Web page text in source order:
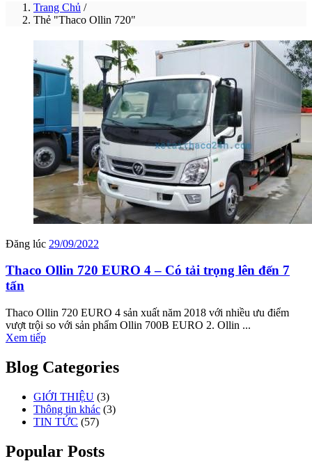
Trang Chủ /
Thẻ "Thaco Ollin 720"
Đăng lúc 29/09/2022
Thaco Ollin 720 EURO 4 – Có tải trọng lên đến 7
tấn
Thaco Ollin 720 EURO 4 sản xuất năm 2018 với nhiều ưu điểm
vượt trội so với sản phẩm Ollin 700B EURO 2. Ollin ...
Xem tiếp
Blog Categories
GIỚI THIỆU (3)
Thông tin khác (3)
TIN TỨC (57)
Popular Posts